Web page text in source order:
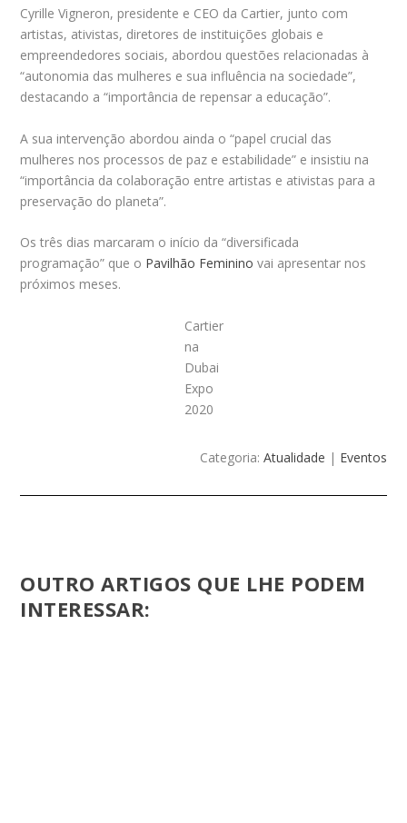
Cyrille Vigneron, presidente e CEO da Cartier, junto com
artistas, ativistas, diretores de instituições globais e
empreendedores sociais, abordou questões relacionadas à
“autonomia das mulheres e sua influência na sociedade”,
destacando a “importância de repensar a educação”.
A sua intervenção abordou ainda o “papel crucial das
mulheres nos processos de paz e estabilidade” e insistiu na
“importância da colaboração entre artistas e ativistas para a
preservação do planeta”.
Os três dias marcaram o início da “diversificada
programação” que o Pavilhão Feminino vai apresentar nos
próximos meses.
Cartier
na
Dubai
Expo
2020
Categoria: Atualidade | Eventos
OUTRO ARTIGOS QUE LHE PODEM
INTERESSAR: